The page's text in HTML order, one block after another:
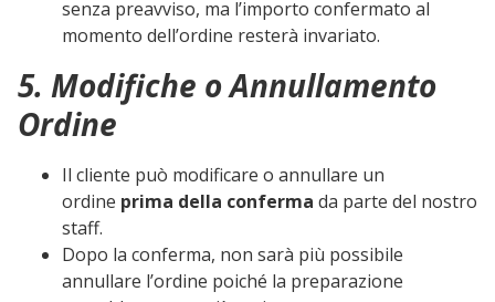
senza preavviso, ma l’importo confermato al
momento dell’ordine resterà invariato.
5. Modifiche o Annullamento
Ordine
Il cliente può modificare o annullare un
ordine prima della conferma da parte del nostro
staff.
Dopo la conferma, non sarà più possibile
annullare l’ordine poiché la preparazione